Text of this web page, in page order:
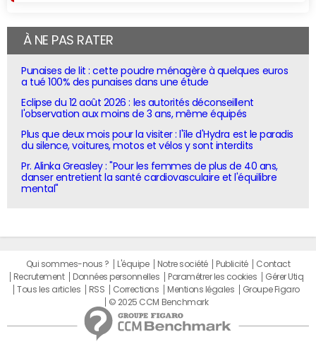
À NE PAS RATER
Punaises de lit : cette poudre ménagère à quelques euros
a tué 100% des punaises dans une étude
Eclipse du 12 août 2026 : les autorités déconseillent
l'observation aux moins de 3 ans, même équipés
Plus que deux mois pour la visiter : l'île d'Hydra est le paradis
du silence, voitures, motos et vélos y sont interdits
Pr. Alinka Greasley : "Pour les femmes de plus de 40 ans,
danser entretient la santé cardiovasculaire et l'équilibre
mental"
Qui sommes-nous ? L'équipe Notre société Publicité
Contact
Recrutement
Données personnelles Paramétrer les cookies
Gérer Utiq
Tous les articles
RSS Corrections Mentions légales
Groupe Figaro
© 2025 CCM Benchmark